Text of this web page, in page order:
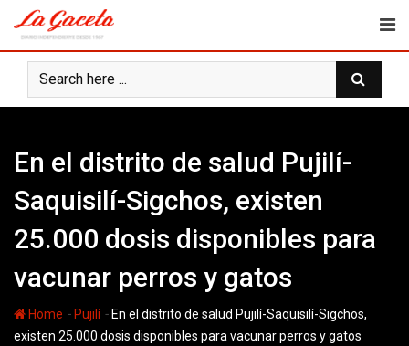
content
En el distrito de salud Pujilí-
Saquisilí-Sigchos, existen
25.000 dosis disponibles para
vacunar perros y gatos
Home - Pujilí- En el distrito de salud Pujilí-Saquisilí-Sigchos,
existen 25.000 dosis disponibles para vacunar perros y gatos